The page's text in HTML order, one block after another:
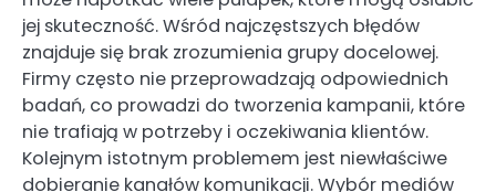
jej skuteczność. Wśród najczęstszych błędów
znajduje się brak zrozumienia grupy docelowej.
Firmy często nie przeprowadzają odpowiednich
badań, co prowadzi do tworzenia kampanii, które
nie trafiają w potrzeby i oczekiwania klientów.
Kolejnym istotnym problemem jest niewłaściwe
dobieranie kanałów komunikacji. Wybór mediów